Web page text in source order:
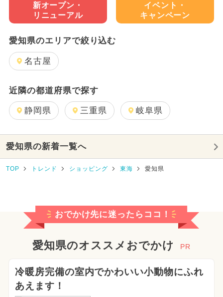
新オープン・
リニューアル
イベント・
キャンペーン
愛知県のエリアで絞り込む
名古屋
近隣の都道府県で探す
静岡県 三重県 岐阜県
愛知県の新着一覧へ
TOP トレンド ショッピング 東海 愛知県
おでかけ先に迷ったらココ！
愛知県のオススメおでかけ PR
冷暖房完備の室内でかわいい小動物にふれ
あえます！